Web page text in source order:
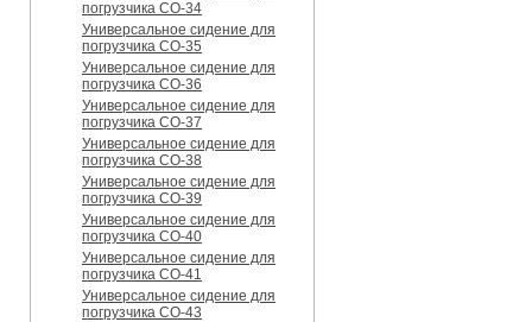
погрузчика CO-34
Универсальное сидение для
погрузчика CO-35
Универсальное сидение для
погрузчика CO-36
Универсальное сидение для
погрузчика CO-37
Универсальное сидение для
погрузчика CO-38
Универсальное сидение для
погрузчика CO-39
Универсальное сидение для
погрузчика CO-40
Универсальное сидение для
погрузчика CO-41
Универсальное сидение для
погрузчика CO-43